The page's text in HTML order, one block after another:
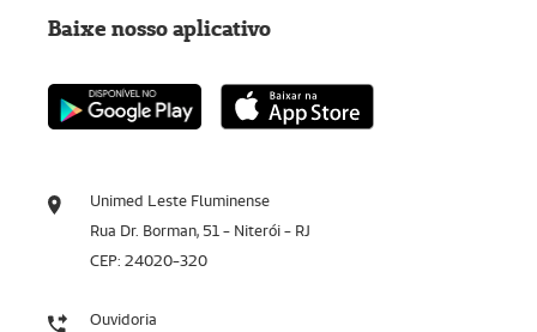
Unimed Leste Fluminense
Rua Dr. Borman, 51 - Niterói - RJ
CEP: 24020-320
Ouvidoria
Baixe nosso aplicativo